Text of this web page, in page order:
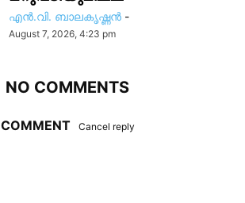
എൻ.വി. ബാലകൃഷ്ണൻ -
August 7, 2026, 4:23 pm
NO COMMENTS
COMMENT Cancel reply